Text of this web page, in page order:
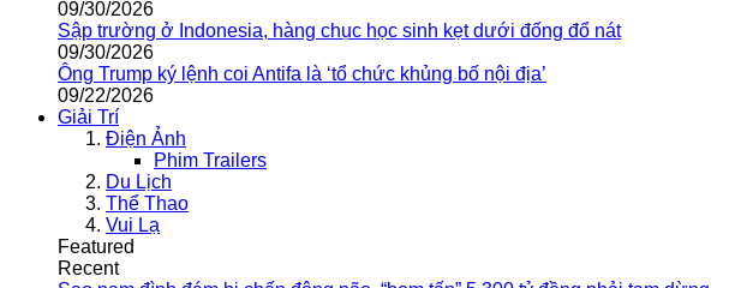
09/30/2026
Sập trường ở Indonesia, hàng chục học sinh kẹt dưới đống đổ nát
09/30/2026
Ông Trump ký lệnh coi Antifa là ‘tổ chức khủng bố nội địa’
09/22/2026
Giải Trí
Điện Ảnh
Phim Trailers
Du Lịch
Thể Thao
Vui Lạ
Featured
Recent